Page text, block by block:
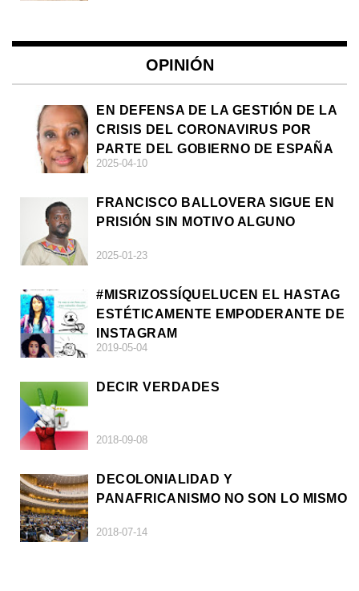
OPINIÓN
EN DEFENSA DE LA GESTIÓN DE LA
CRISIS DEL CORONAVIRUS POR
PARTE DEL GOBIERNO DE ESPAÑA
2025-04-10
FRANCISCO BALLOVERA SIGUE EN
PRISIÓN SIN MOTIVO ALGUNO
2025-01-23
#MISRIZOSSÍQUELUCEN EL HASTAG
ESTÉTICAMENTE EMPODERANTE DE
INSTAGRAM
2019-05-04
DECIR VERDADES
2018-09-08
DECOLONIALIDAD Y
PANAFRICANISMO NO SON LO MISMO
2018-07-14